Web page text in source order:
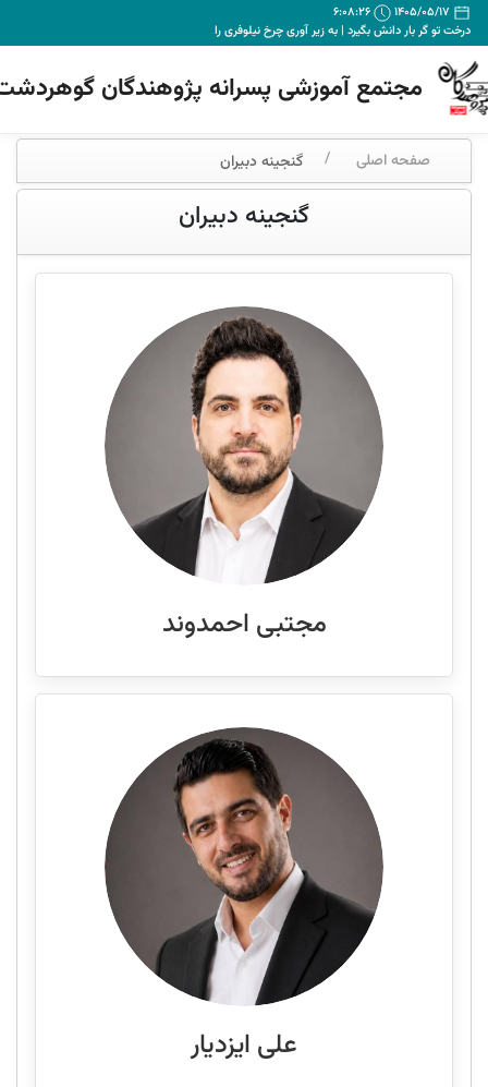
1405/05/17
6:08:27
درخت تو گر بار دانش بگیرد | به زیر آوری چرخ نیلوفری را
مجتمع آموزشی پسرانه پژوهندگان گوهردشت
صفحه اصلی گنجینه دبیران
گنجینه دبیران
مجتبی احمدوند
علی ایزدیار